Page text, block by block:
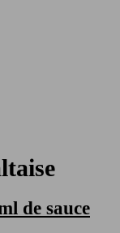
de sauce